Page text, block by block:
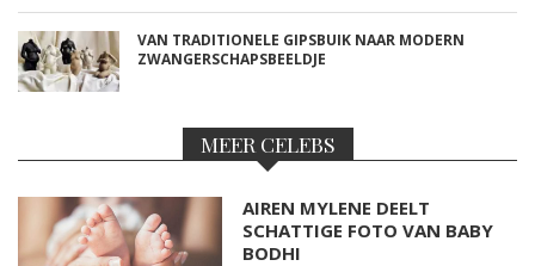
VAN TRADITIONELE GIPSBUIK NAAR MODERN
ZWANGERSCHAPSBEELDJE
MEER CELEBS
AIREN MYLENE DEELT
SCHATTIGE FOTO VAN BABY
BODHI